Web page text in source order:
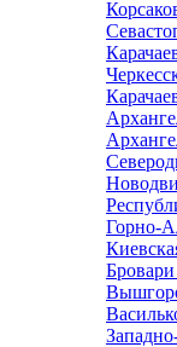
Горно-
Бровари